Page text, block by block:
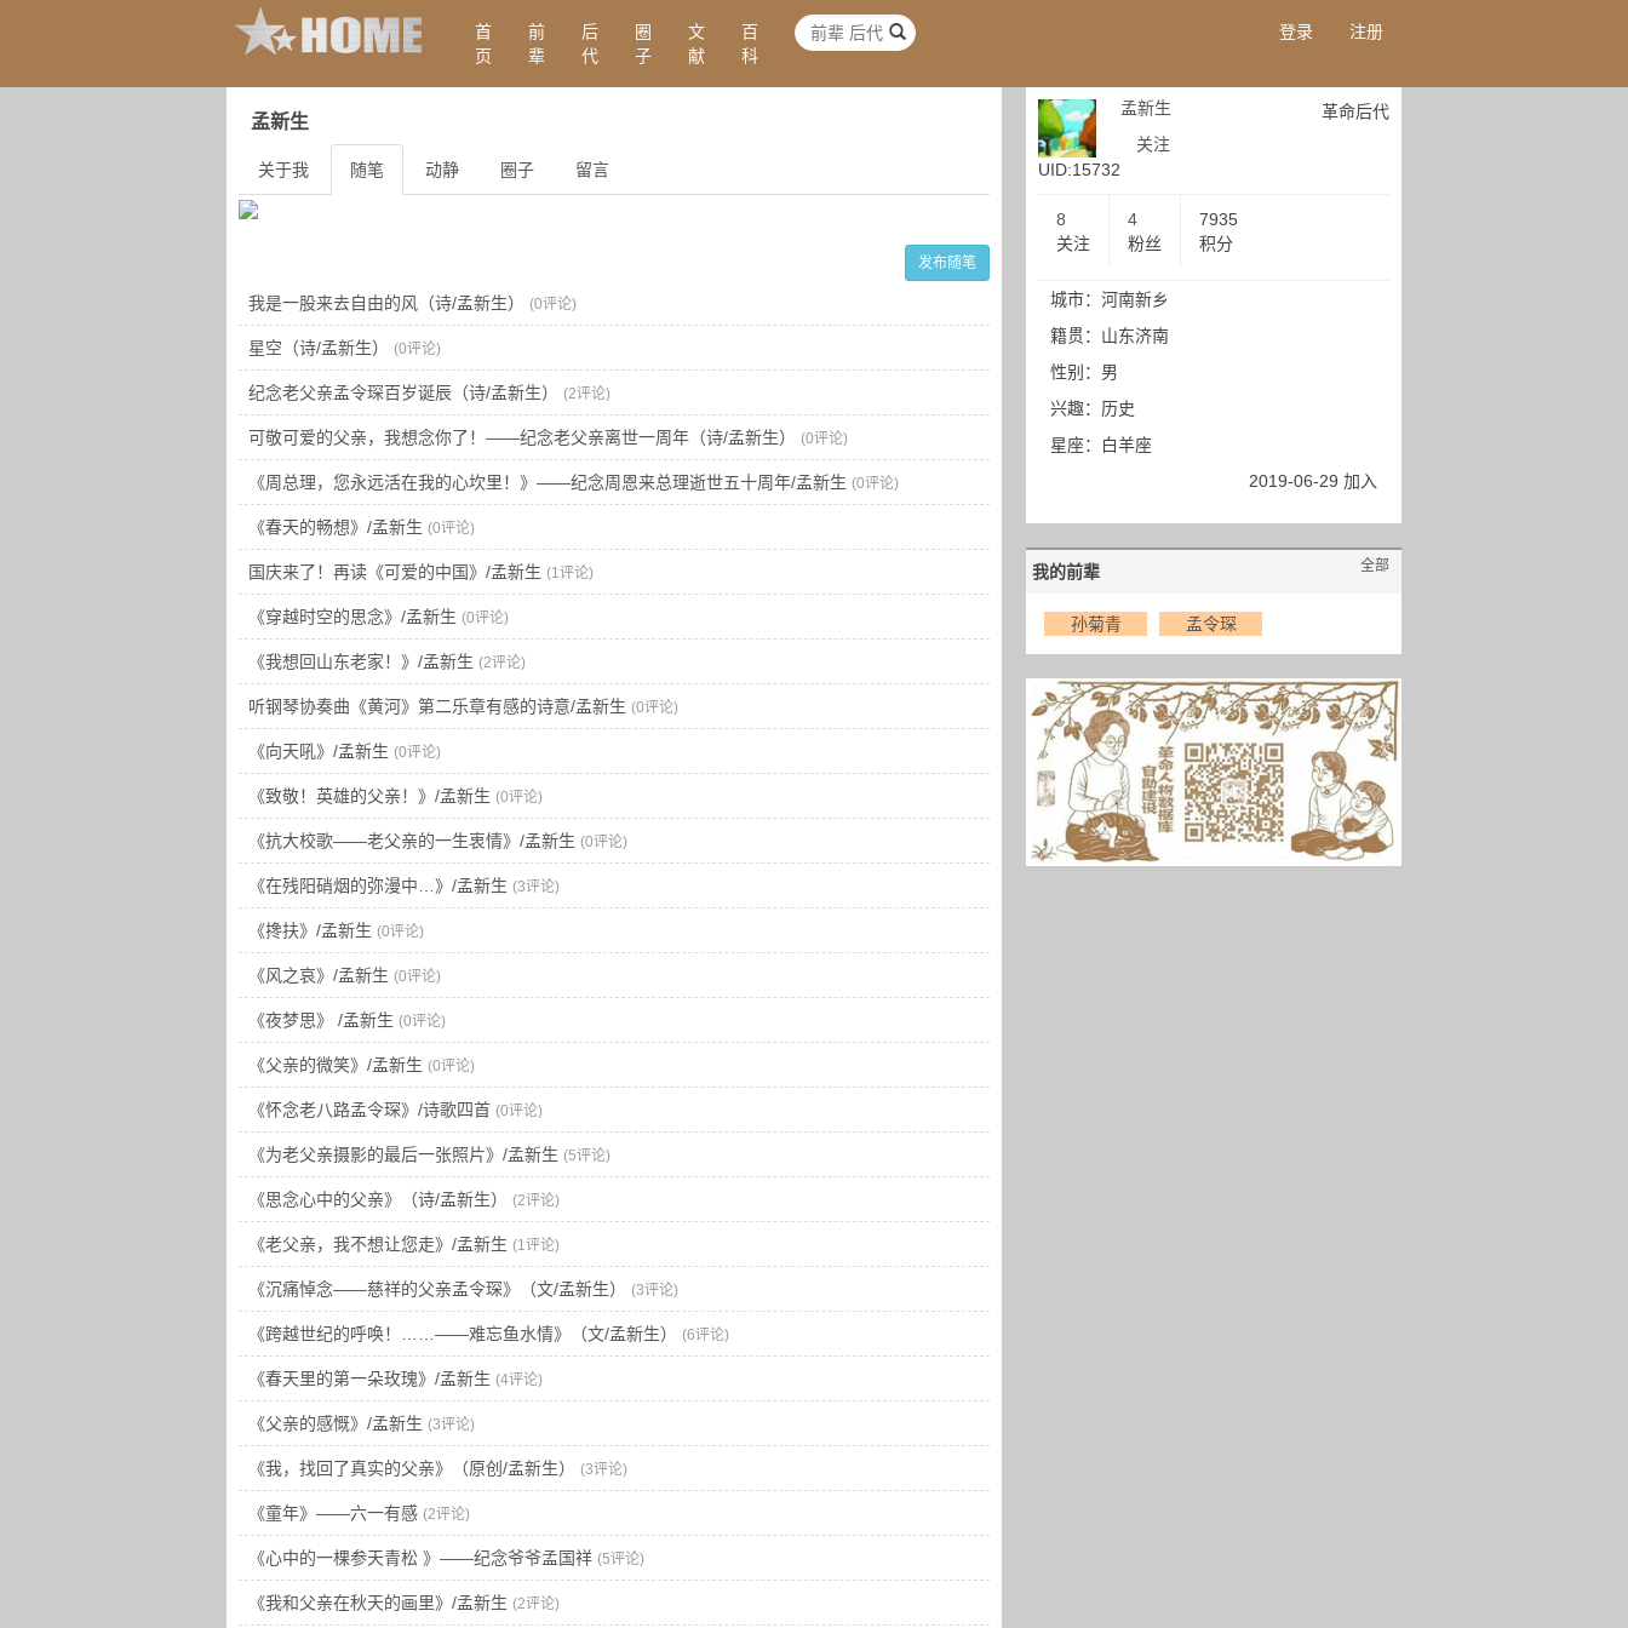
首
页
前
辈
后
代
圈
子
文
献
百
科
登录 注册
孟新生
关于我 随笔 动静 圈子 留言
发布随笔
我是一股来去自由的风（诗/孟新生） (0评论)
星空（诗/孟新生） (0评论)
纪念老父亲孟令琛百岁诞辰（诗/孟新生） (2评论)
可敬可爱的父亲，我想念你了！——纪念老父亲离世一周年（诗/孟新生） (0评论)
《周总理，您永远活在我的心坎里！》——纪念周恩来总理逝世五十周年/孟新生 (0评论)
《春天的畅想》/孟新生 (0评论)
国庆来了！再读《可爱的中国》/孟新生 (1评论)
《穿越时空的思念》/孟新生 (0评论)
《我想回山东老家！》/孟新生 (2评论)
听钢琴协奏曲《黄河》第二乐章有感的诗意/孟新生 (0评论)
《向天吼》/孟新生 (0评论)
《致敬！英雄的父亲！》/孟新生 (0评论)
《抗大校歌——老父亲的一生衷情》/孟新生 (0评论)
《在残阳硝烟的弥漫中…》/孟新生 (3评论)
《搀扶》/孟新生 (0评论)
《风之哀》/孟新生 (0评论)
《夜梦思》 /孟新生 (0评论)
《父亲的微笑》/孟新生 (0评论)
《怀念老八路孟令琛》/诗歌四首 (0评论)
《为老父亲摄影的最后一张照片》/孟新生 (5评论)
《思念心中的父亲》（诗/孟新生） (2评论)
《老父亲，我不想让您走》/孟新生 (1评论)
《沉痛悼念——慈祥的父亲孟令琛》（文/孟新生） (3评论)
《跨越世纪的呼唤！……——难忘鱼水情》（文/孟新生） (6评论)
《春天里的第一朵玫瑰》/孟新生 (4评论)
《父亲的感慨》/孟新生 (3评论)
《我，找回了真实的父亲》（原创/孟新生） (3评论)
《童年》——六一有感 (2评论)
《心中的一棵参天青松 》——纪念爷爷孟国祥 (5评论)
《我和父亲在秋天的画里》/孟新生 (2评论)
UID:15732
孟新生
关注
革命后代
8
关注
4
粉丝
7935
积分
城市：河南新乡
籍贯：山东济南
性别：男
兴趣：历史
星座：白羊座
2019-06-29 加入
我的前辈 全部
孙菊青 孟令琛